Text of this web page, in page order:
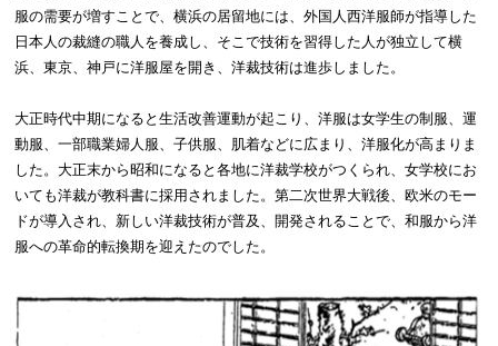
服の需要が増すことで、横浜の居留地には、外国人西洋服師が指導した
日本人の裁縫の職人を養成し、そこで技術を習得した人が独立して横
浜、東京、神戸に洋服屋を開き、洋裁技術は進歩しました。
大正時代中期になると生活改善運動が起こり、洋服は女学生の制服、運
動服、一部職業婦人服、子供服、肌着などに広まり、洋服化が高まりま
した。大正末から昭和になると各地に洋裁学校がつくられ、女学校にお
いても洋裁が教科書に採用されました。第二次世界大戦後、欧米のモー
ドが導入され、新しい洋裁技術が普及、開発されることで、和服から洋
服への革命的転換期を迎えたのでした。